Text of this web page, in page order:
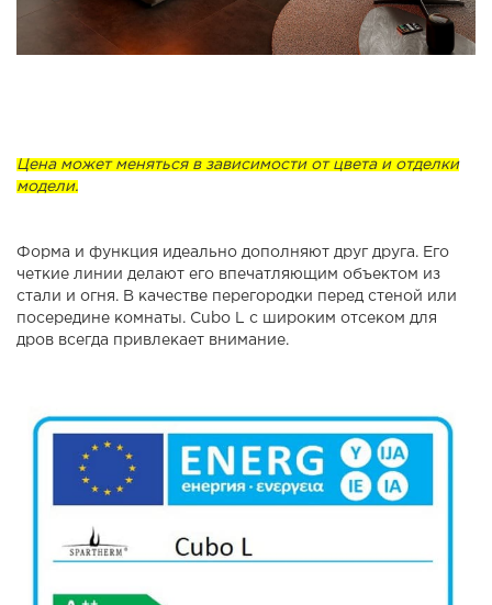
Цена может меняться в зависимости от цвета и отделки
модели.
Форма и функция идеально дополняют друг друга. Его
четкие линии делают его впечатляющим объектом из
стали и огня. В качестве перегородки перед стеной или
посередине комнаты. Cubo L с широким отсеком для
дров всегда привлекает внимание.